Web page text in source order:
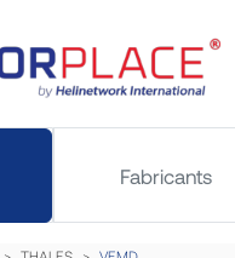
Fabricants